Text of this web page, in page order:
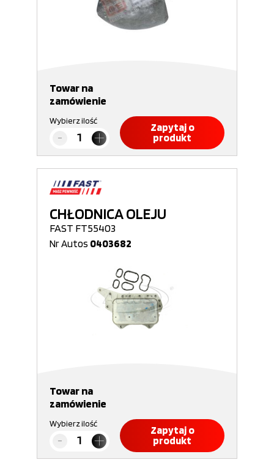
Towar na
zamówienie
Wybierz ilość
Zapytaj o
produkt
CHŁODNICA OLEJU
FAST FT55403
Nr Autos 0403682
Towar na
zamówienie
Wybierz ilość
Zapytaj o
produkt